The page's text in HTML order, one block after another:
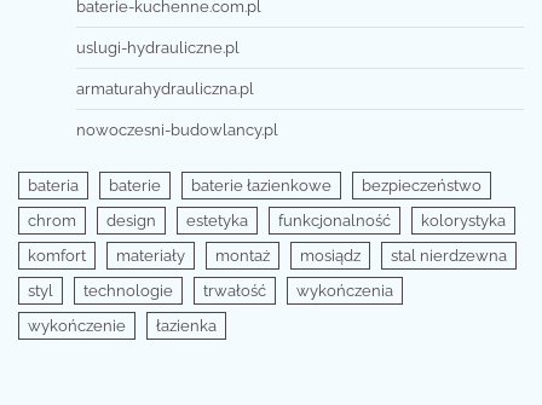
baterie-kuchenne.com.pl
uslugi-hydrauliczne.pl
armaturahydrauliczna.pl
nowoczesni-budowlancy.pl
bateria baterie baterie łazienkowe
bezpieczeństwo
chrom
design estetyka funkcjonalność
kolorystyka
komfort
materiały montaż mosiądz
stal nierdzewna
styl
technologie trwałość
wykończenia
wykończenie
łazienka